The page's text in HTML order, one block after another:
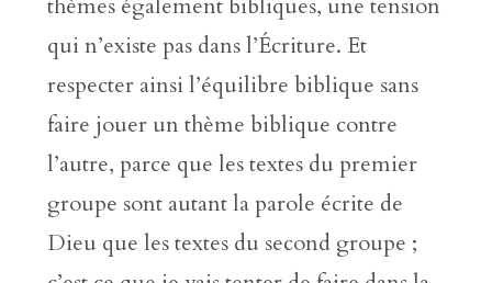
thèmes également bibliques, une tension
qui n’existe pas dans l’Écriture. Et
respecter ainsi l’équilibre biblique sans
faire jouer un thème biblique contre
l’autre, parce que les textes du premier
groupe sont autant la parole écrite de
Dieu que les textes du second groupe ;